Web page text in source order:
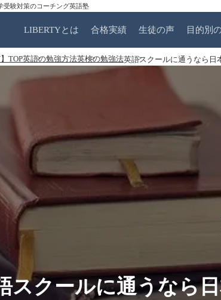
受験対策のコーチング英語塾
LIBERTYとは 合格実績 生徒の声 目的別
TOP英語の勉強方法英検の勉強法英語スクールに通うなら日
スクールに通うなら